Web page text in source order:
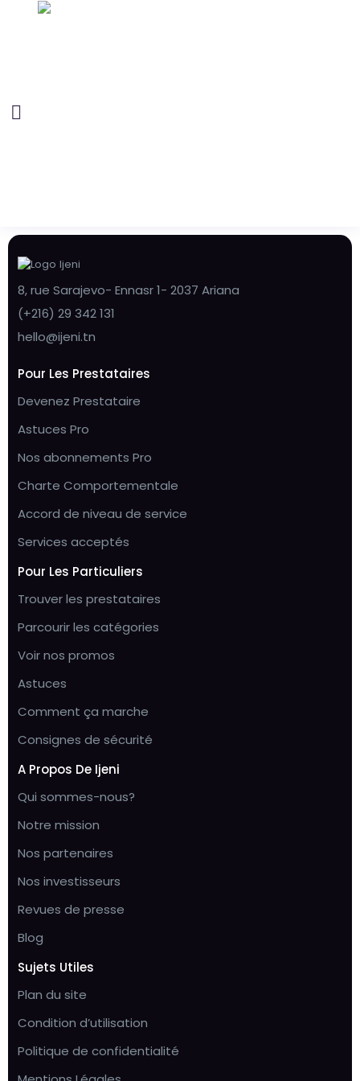
8, rue Sarajevo- Ennasr 1- 2037 Ariana
(+216) 29 342 131
hello@ijeni.tn
Pour Les Prestataires
Devenez Prestataire
Astuces Pro
Nos abonnements Pro
Charte Comportementale
Accord de niveau de service
Services acceptés
Pour Les Particuliers
Trouver les prestataires
Parcourir les catégories
Voir nos promos
Astuces
Comment ça marche
Consignes de sécurité
A Propos De Ijeni
Qui sommes-nous?
Notre mission
Nos partenaires
Nos investisseurs
Revues de presse
Blog
Sujets Utiles
Plan du site
Condition d’utilisation
Politique de confidentialité